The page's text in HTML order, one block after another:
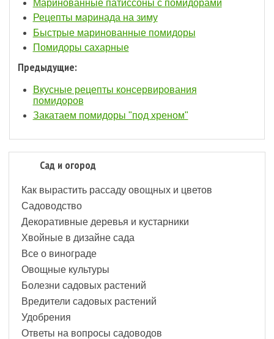
Маринованные патиссоны с помидорами
Рецепты маринада на зиму
Быстрые маринованные помидоры
Помидоры сахарные
Предыдущие:
Вкусные рецепты консервирования
помидоров
Закатаем помидоры "под хреном"
Сад и огород
Как вырастить рассаду овощных и цветов
Садоводство
Декоративные деревья и кустарники
Хвойные в дизайне сада
Все о винограде
Овощные культуры
Болезни садовых растений
Вредители садовых растений
Удобрения
Ответы на вопросы садоводов